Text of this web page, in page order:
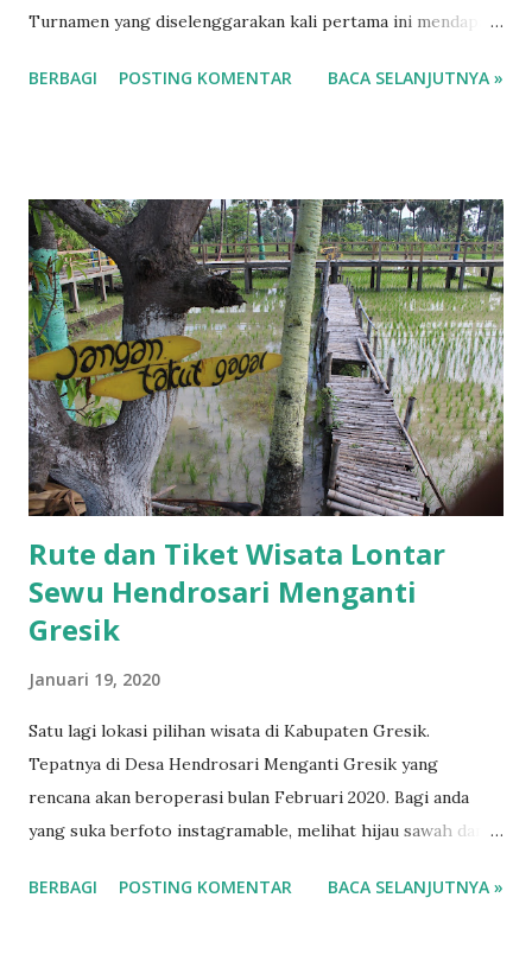
Turnamen yang diselenggarakan kali pertama ini mendapat
banyaknya SMP/MTs dari wilayah Kab. Gresik yang
Syuhud Immawan, Kepala SMKMuda menyebutkan bahwa
tujuan diadakaannya turnamen ini adalah untuk
meningkatkan tali silaturrahmi SMP/MTs Se-Kab. Gresik
dengan SMKMuda sekaligus mengenalkan sekolah kepada
masyarakat luas tidak hanya di wilayah Benjeng dan
sekitarnya saja. Selain itu dalam sambutan yang lain, H.
Yazid, perwakilan dari PSSI Kab. Gresik menyampaikan
terima kasihnya kepada SMK Muda karena dengan
diadakannya event seperti ini bisa dijadikan ajang untuk
mencari bibit-bibit atlet Fut...
BERBAGI POSTING KOMENTAR BACA SELANJUTNYA »
Rute dan Tiket Wisata Lontar
Sewu Hendrosari Menganti
Gresik
Januari 19, 2020
Satu lagi lokasi pilihan wisata di Kabupaten Gresik.
Tepatnya di Desa Hendrosari Menganti Gresik yang
rencana akan beroperasi bulan Februari 2020. Bagi anda
yang suka berfoto instagramable, melihat hijau sawah dan
Ada juga tempat bermain anak dan perahu air didepan lokasi
BERBAGI POSTING KOMENTAR BACA SELANJUTNYA »